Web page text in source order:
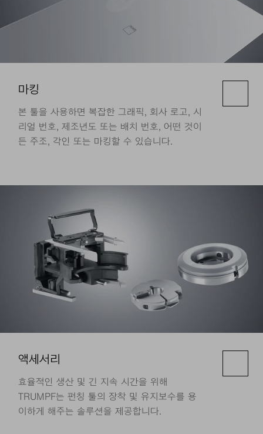
마킹
본 툴을 사용하면 복잡한 그래픽, 회사 로고, 시
리얼 번호, 제조년도 또는 배치 번호, 어떤 것이
든 주조, 각인 또는 마킹할 수 있습니다.
액세서리
효율적인 생산 및 긴 지속 시간을 위해
TRUMPF는 펀칭 툴의 장착 및 유지보수를 용
이하게 해주는 솔루션을 제공합니다.